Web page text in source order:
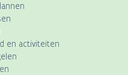
en activiteiten